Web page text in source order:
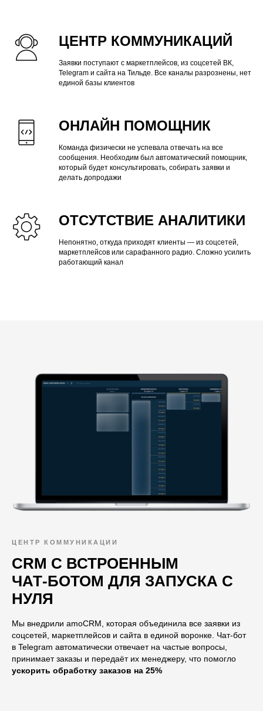
ЦЕНТР КОММУНИКАЦИЙ
Заявки поступают с маркетплейсов, из соцсетей ВК,
Telegram и сайта на Тильде. Все каналы разрознены, нет
единой базы клиентов
ОНЛАЙН ПОМОЩНИК
Команда физически не успевала отвечать на все
сообщения. Необходим был автоматический помощник,
который будет консультировать, собирать заявки и
делать допродажи
ОТСУТСТВИЕ АНАЛИТИКИ
Непонятно, откуда приходят клиенты — из соцсетей,
маркетплейсов или сарафанного радио. Сложно усилить
работающий канал
ЦЕНТР КОММУНИКАЦИИ
CRM С ВСТРОЕННЫМ
ЧАТ-БОТОМ ДЛЯ ЗАПУСКА С
НУЛЯ
Мы внедрили amoCRM, которая объединила все заявки из
соцсетей, маркетплейсов и сайта в единой воронке. Чат-бот
в Telegram автоматически отвечает на частые вопросы,
принимает заказы и передаёт их менеджеру, что помогло
ускорить обработку заказов на 25%